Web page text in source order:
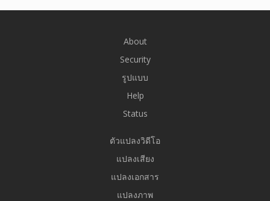
About
Security
รูปแบบ
Help
Status
ตัวแปลงวิดีโอ
แปลงเสียง
แปลงเอกสาร
แปลงภาพ